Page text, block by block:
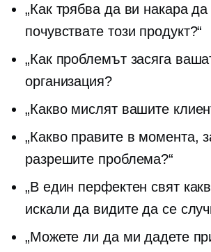
„Как трябва да ви накара да
почувствате този продукт?“
„Как проблемът засяга
организация?
„Какво мислят вашите
„Какво правите в момента,
разрешите проблема?“
„В един перфектен свят
искали да видите да се
„Можете ли да ми дадете